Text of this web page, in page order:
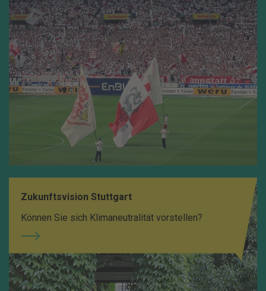
Zukunftsvision Stuttgart
Können Sie sich Klimaneutralität vorstellen?